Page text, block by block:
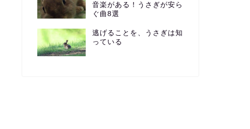
音楽がある！うさぎが安ら
ぐ曲8選
逃げることを、うさぎは知
っている